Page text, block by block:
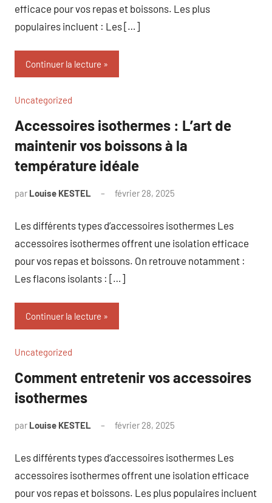
efficace pour vos repas et boissons. Les plus
populaires incluent : Les […]
Continuer la lecture
Uncategorized
Accessoires isothermes : L’art de
maintenir vos boissons à la
température idéale
par Louise KESTEL février 28, 2025
Les différents types d’accessoires isothermes Les
accessoires isothermes offrent une isolation efficace
pour vos repas et boissons. On retrouve notamment :
Les flacons isolants : […]
Continuer la lecture
Uncategorized
Comment entretenir vos accessoires
isothermes
par Louise KESTEL février 28, 2025
Les différents types d’accessoires isothermes Les
accessoires isothermes offrent une isolation efficace
pour vos repas et boissons. Les plus populaires incluent